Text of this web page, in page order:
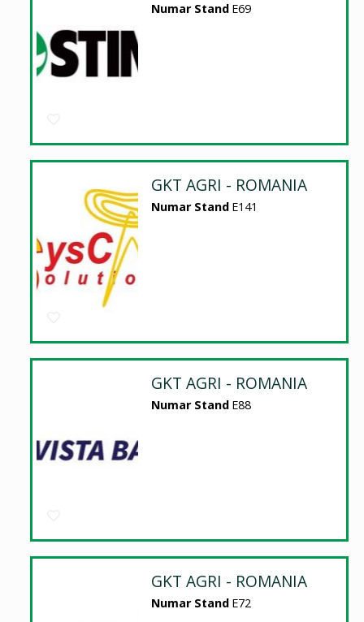
Numar Stand E69
GKT AGRI - ROMANIA
Numar Stand E141
GKT AGRI - ROMANIA
Numar Stand E88
GKT AGRI - ROMANIA
Numar Stand E72